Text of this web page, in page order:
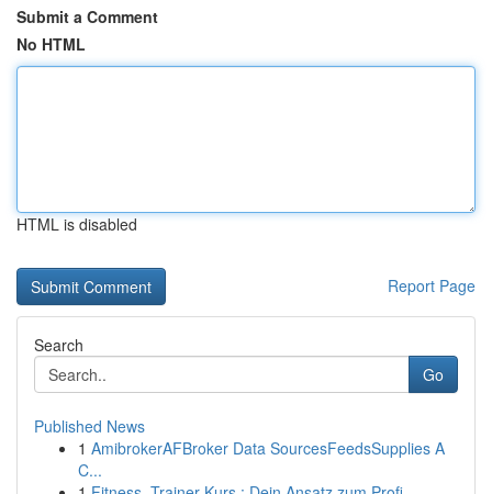
Submit a Comment
No HTML
HTML is disabled
Report Page
Search
Go
Published News
1 AmibrokerAFBroker Data SourcesFeedsSupplies A
C...